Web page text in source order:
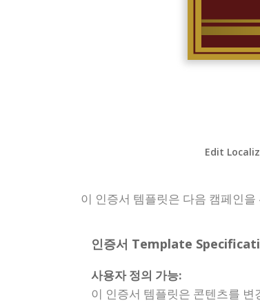
Edit
이 인증서 템플릿은 다음 캠페인
인증서 Template
사용자 정의 가능:
이 인증서 템플릿은 콘텐츠를